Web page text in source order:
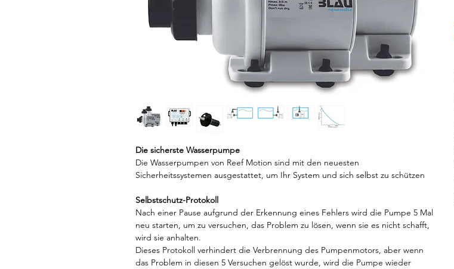
Die sicherste Wasserpumpe
Die Wasserpumpen von Reef Motion sind mit den neuesten
Sicherheitssystemen ausgestattet, um Ihr System und sich selbst zu schützen
Selbstschutz-Protokoll
Nach einer Pause aufgrund der Erkennung eines Fehlers wird die Pumpe 5 Mal
neu starten, um zu versuchen, das Problem zu lösen, wenn sie es nicht schafft,
wird sie anhalten.
Dieses Protokoll verhindert die Verbrennung des Pumpenmotors, aber wenn
das Problem in diesen 5 Versuchen gelöst wurde, wird die Pumpe wieder